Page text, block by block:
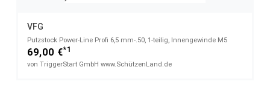
VFG
Putzstock Power-Line Profi 6,5 mm-.50, 1-teilig, Innengewinde M5
69,00 €*1
von TriggerStart GmbH www.SchützenLand.de